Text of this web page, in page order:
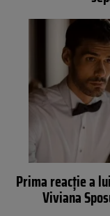
Prima reacţie a
Viviana